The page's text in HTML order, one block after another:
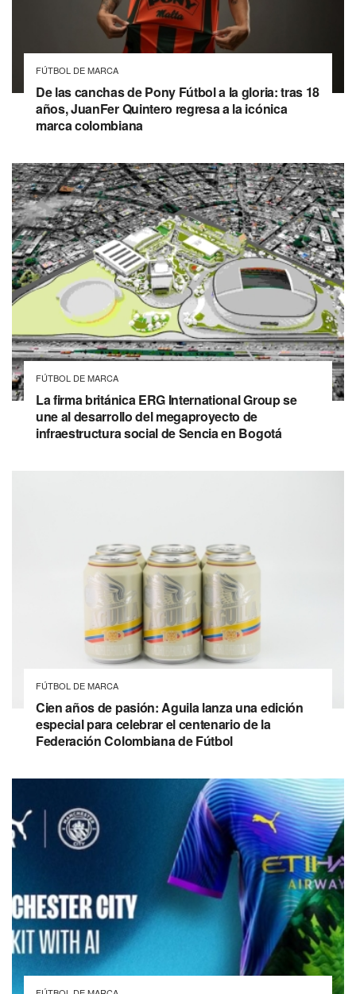
FÚTBOL DE MARCA
De las canchas de Pony Fútbol a la gloria: tras 18
años, JuanFer Quintero regresa a la icónica
marca colombiana
FÚTBOL DE MARCA
La firma británica ERG International Group se
une al desarrollo del megaproyecto de
infraestructura social de Sencia en Bogotá
FÚTBOL DE MARCA
Cien años de pasión: Aguila lanza una edición
especial para celebrar el centenario de la
Federación Colombiana de Fútbol